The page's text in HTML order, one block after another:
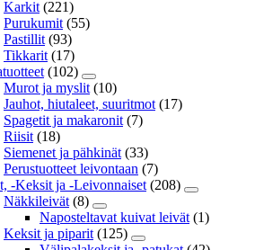
Karkit (221)
Purukumit (55)
Pastillit (93)
Tikkarit (17)
(102)
Murot ja myslit (10)
Jauhot, hiutaleet, suuritmot (17)
Spagetit ja makaronit (7)
Riisit (18)
Siemenet ja pähkinät (33)
Perustuotteet leivontaan (7)
-Keksit ja -Leivonnaiset (208)
Näkkileivät (8)
Naposteltavat kuivat leivät (1)
Keksit ja piparit (125)